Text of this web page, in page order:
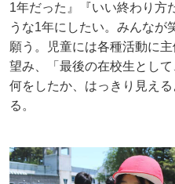
1年だった』『いい終わり方
うな1年にしたい。みんな
願う。児童には各種活動に
望み、「最後の在校生とし
何をしたか、はっきり見え
る。